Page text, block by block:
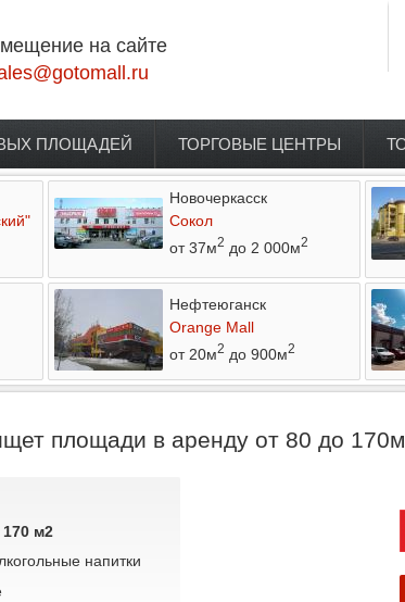
на сайте
ПЛОЩАДЕЙ ТОРГОВЫЕ ЦЕНТРЫ
Новочеркасск
Сокол
от 37м2 до 2 000м2
Нефтеюганск
Orange Mall
от 20м2 до 900м2
площади в аренду от 80 до 170м
м2
напитки